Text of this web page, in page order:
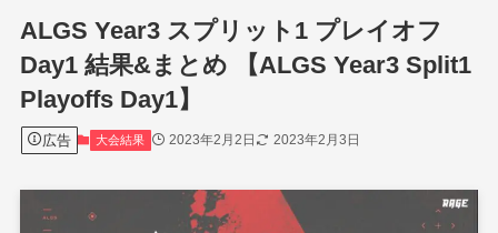
ALGS Year3 スプリット1 プレイオフ
Day1 結果&まとめ 【ALGS Year3 Split1
Playoffs Day1】
広告 大会結果 2023年2月2日 2023年2月3日